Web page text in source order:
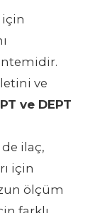
için
ve
ve DEPT
ilaç,
için
ölçüm